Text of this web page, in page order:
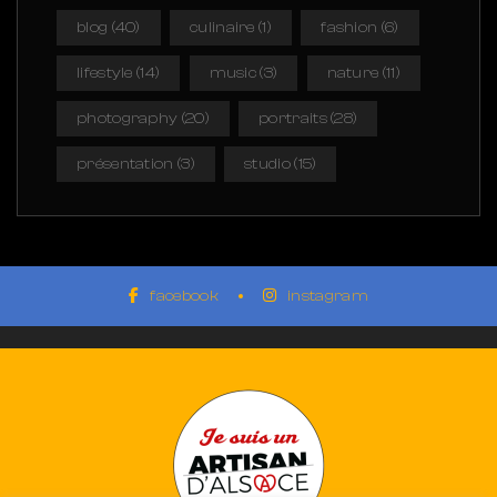
blog (40) culinaire (1) fashion (6)
lifestyle (14) music(3) nature (11)
photography (20) portraits(28)
présentation (3) studio(15)
facebook instagram